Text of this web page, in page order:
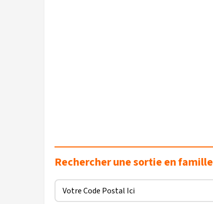
Rechercher une sortie en famille